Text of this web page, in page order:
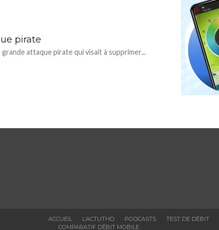
pirate
attaque pirate qui visait à supprimer...
ACCUEIL L’ACTUTHD PODCASTS TEST DE DÉBIT
COMPARATIF DÉBIT MOBILE